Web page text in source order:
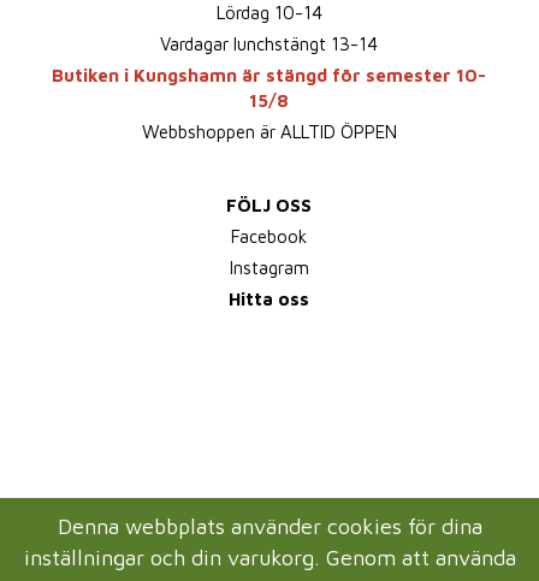
Lördag 10-14
Vardagar lunchstängt 13-14
Butiken i Kungshamn är stängd för semester 10-
15/8
Webbshoppen är ALLTID ÖPPEN
FÖLJ OSS
Facebook
Instagram
Hitta oss
Denna webbplats använder cookies för dina
inställningar och din varukorg. Genom att använda